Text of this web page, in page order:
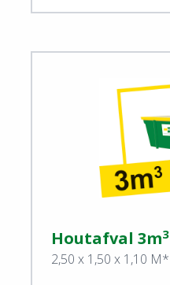
View Houtafval
Houtafval 3m3
2,50 x 1,50 x 1,10 M*